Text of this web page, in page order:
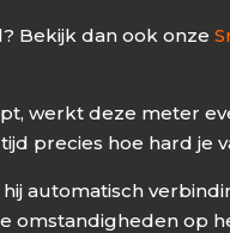
Bekijk dan ook onze
werkt deze meter
precies hoe hard je
automatisch
omstandigheden op